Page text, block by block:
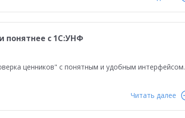
Реальная автоматизация
Форум пользователей ДО 2025
понятнее с 1С:УНФ
ценников" с понятным и удобным интерфейсом.
Читать далее